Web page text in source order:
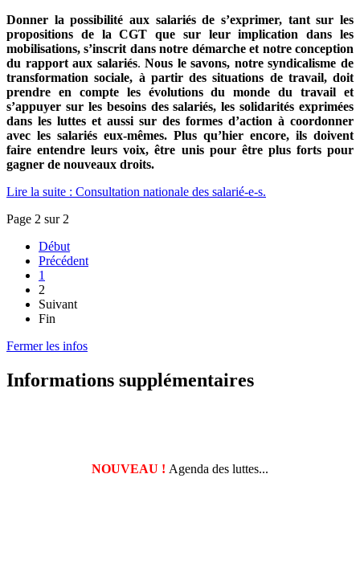
Donner la possibilité aux salariés de s’exprimer, tant sur les
propositions de la CGT que sur leur implication dans les
mobilisations, s’inscrit dans notre démarche et notre conception
du rapport aux salariés.Nous le savons, notre syndicalisme de
transformation sociale, à partir des situations de travail, doit
prendre en compte les évolutions du monde du travail et
s’appuyer sur les besoins des salariés, les solidarités exprimées
dans les luttes et aussi sur des formes d’action à coordonner
avec les salariés eux-mêmes. Plus qu’hier encore, ils doivent
faire entendre leurs voix, être unis pour être plus forts pour
gagner de nouveaux droits.
Lire la suite : Consultation nationale des salarié-e-s.
Page 2 sur 2
Début
Précédent
1
2
Suivant
Fin
Fermer les infos
Informations supplémentaires
NOUVEAU ! Agenda des luttes...